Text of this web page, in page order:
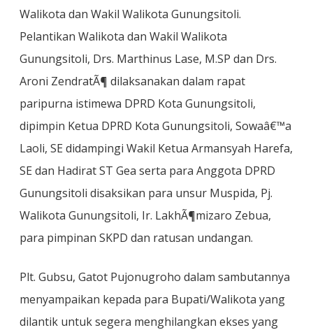
Walikota dan Wakil Walikota Gunungsitoli.
Pelantikan Walikota dan Wakil Walikota
Gunungsitoli, Drs. Marthinus Lase, M.SP dan Drs.
Aroni ZendratÃ¶ dilaksanakan dalam rapat
paripurna istimewa DPRD Kota Gunungsitoli,
dipimpin Ketua DPRD Kota Gunungsitoli, Sowaâ€™a
Laoli, SE didampingi Wakil Ketua Armansyah Harefa,
SE dan Hadirat ST Gea serta para Anggota DPRD
Gunungsitoli disaksikan para unsur Muspida, Pj.
Walikota Gunungsitoli, Ir. LakhÃ¶mizaro Zebua,
para pimpinan SKPD dan ratusan undangan.
Plt. Gubsu, Gatot Pujonugroho dalam sambutannya
menyampaikan kepada para Bupati/Walikota yang
dilantik untuk segera menghilangkan ekses yang